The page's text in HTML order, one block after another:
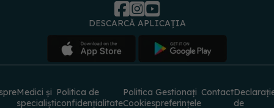
DESCARCĂ APLICAȚIA
Medici și
specialiști
Politica de
confidențialitate
Politica
Cookies
Gestionați
preferințele
Contact
de